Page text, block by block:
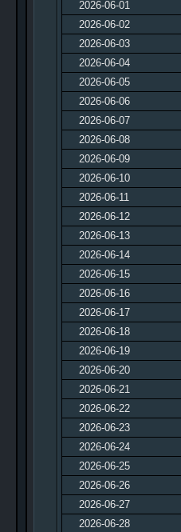
2026-06-01
2026-06-02
2026-06-03
2026-06-04
2026-06-05
2026-06-06
2026-06-07
2026-06-08
2026-06-09
2026-06-10
2026-06-11
2026-06-12
2026-06-13
2026-06-14
2026-06-15
2026-06-16
2026-06-17
2026-06-18
2026-06-19
2026-06-20
2026-06-21
2026-06-22
2026-06-23
2026-06-24
2026-06-25
2026-06-26
2026-06-27
2026-06-28